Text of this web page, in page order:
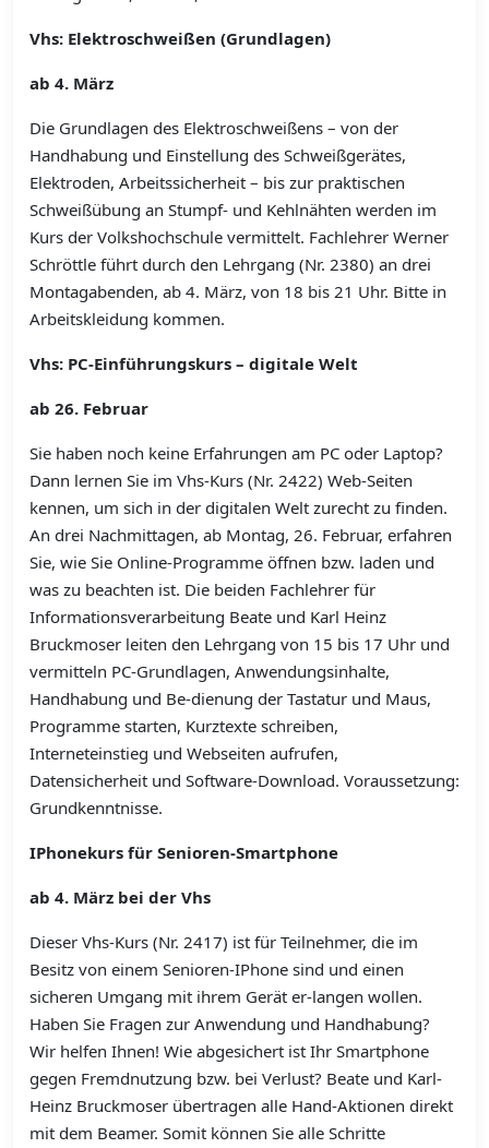
Vhs: Elektroschweißen (Grundlagen)
ab 4. März
Die Grundlagen des Elektroschweißens – von der
Handhabung und Einstellung des Schweißgerätes,
Elektroden, Arbeitssicherheit – bis zur praktischen
Schweißübung an Stumpf- und Kehlnähten werden im
Kurs der Volkshochschule vermittelt. Fachlehrer Werner
Schröttle führt durch den Lehrgang (Nr. 2380) an drei
Montagabenden, ab 4. März, von 18 bis 21 Uhr. Bitte in
Arbeitskleidung kommen.
Vhs: PC-Einführungskurs – digitale Welt
ab 26. Februar
Sie haben noch keine Erfahrungen am PC oder Laptop?
Dann lernen Sie im Vhs-Kurs (Nr. 2422) Web-Seiten
kennen, um sich in der digitalen Welt zurecht zu finden.
An drei Nachmittagen, ab Montag, 26. Februar, erfahren
Sie, wie Sie Online-Programme öffnen bzw. laden und
was zu beachten ist. Die beiden Fachlehrer für
Informationsverarbeitung Beate und Karl Heinz
Bruckmoser leiten den Lehrgang von 15 bis 17 Uhr und
vermitteln PC-Grundlagen, Anwendungsinhalte,
Handhabung und Be-dienung der Tastatur und Maus,
Programme starten, Kurztexte schreiben,
Interneteinstieg und Webseiten aufrufen,
Datensicherheit und Software-Download. Voraussetzung:
Grundkenntnisse.
IPhonekurs für Senioren-Smartphone
ab 4. März bei der Vhs
Dieser Vhs-Kurs (Nr. 2417) ist für Teilnehmer, die im
Besitz von einem Senioren-IPhone sind und einen
sicheren Umgang mit ihrem Gerät er-langen wollen.
Haben Sie Fragen zur Anwendung und Handhabung?
Wir helfen Ihnen! Wie abgesichert ist Ihr Smartphone
gegen Fremdnutzung bzw. bei Verlust? Beate und Karl-
Heinz Bruckmoser übertragen alle Hand-Aktionen direkt
mit dem Beamer. Somit können Sie alle Schritte